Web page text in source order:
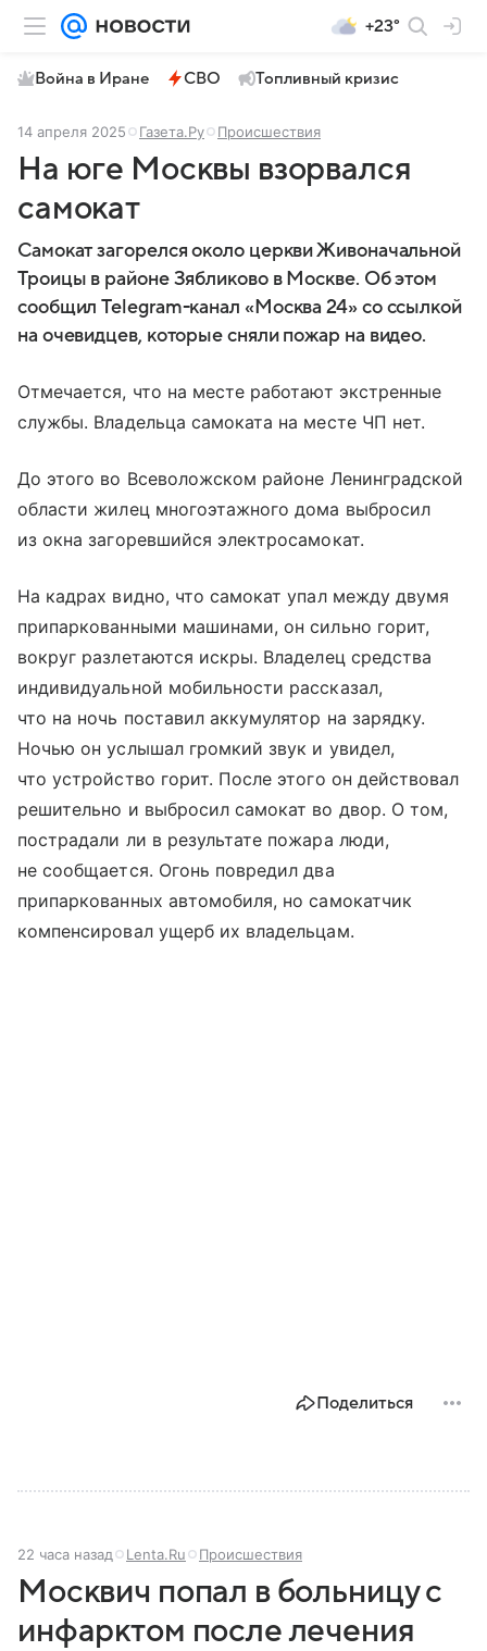
+23°
Война в Иране СВО Топливный кризис
14 апреля 2025 Газета.Ру Происшествия
На юге Москвы взорвался
самокат
Самокат загорелся около церкви Живоначальной
Троицы в районе Зябликово в Москве. Об этом
сообщил Telegram-канал «Москва 24» со ссылкой
на очевидцев, которые сняли пожар на видео.
Отмечается, что на месте работают экстренные
службы. Владельца самоката на месте ЧП нет.
До этого во Всеволожском районе Ленинградской
области жилец многоэтажного дома выбросил
из окна загоревшийся электросамокат.
На кадрах видно, что самокат упал между двумя
припаркованными машинами, он сильно горит,
вокруг разлетаются искры. Владелец средства
индивидуальной мобильности рассказал,
что на ночь поставил аккумулятор на зарядку.
Ночью он услышал громкий звук и увидел,
что устройство горит. После этого он действовал
решительно и выбросил самокат во двор. О том,
пострадали ли в результате пожара люди,
не сообщается. Огонь повредил два
припаркованных автомобиля, но самокатчик
компенсировал ущерб их владельцам.
Поделиться
22 часа назад Lenta.Ru Происшествия
Москвич попал в больницу с
инфарктом после лечения